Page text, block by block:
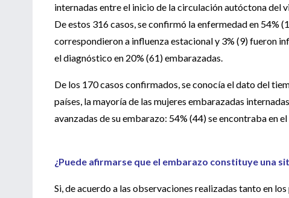
internadas entre el inicio de la circulación autóctona del
De estos 316 casos, se confirmó la enfermedad en 54%
correspondieron a influenza estacional y 3% (9) fueron
el diagnóstico en 20% (61) embarazadas.
De los 170 casos confirmados, se conocía el dato del
países, la mayoría de las mujeres embarazadas
avanzadas de su embarazo: 54% (44) se encontraba en
¿Puede afirmarse que el embarazo constituye una
Si, de acuerdo a las observaciones realizadas tanto en